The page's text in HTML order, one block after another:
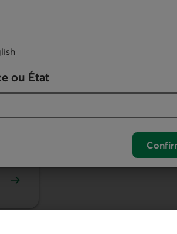
ou État